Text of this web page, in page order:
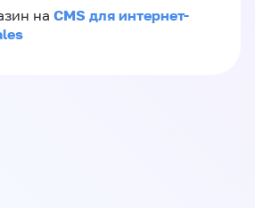
на CMS для интернет-